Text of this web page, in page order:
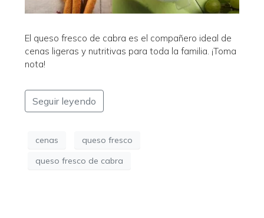
El queso fresco de cabra es el compañero ideal de
cenas ligeras y nutritivas para toda la familia. ¡Toma
nota!
Seguir leyendo
cenas
queso fresco
queso fresco de cabra